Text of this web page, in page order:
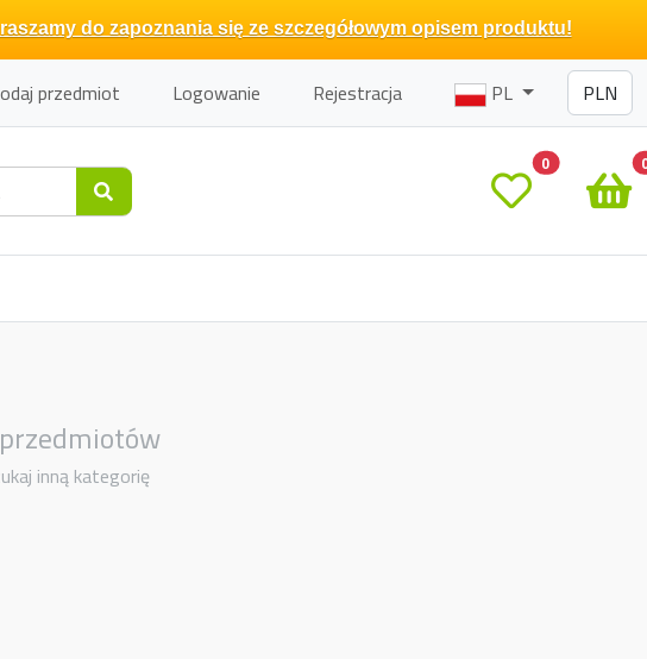
do zapoznania się ze szczegółowym opisem produktu!
przedmiot Logowanie Rejestracja PL
0
inną kategorię